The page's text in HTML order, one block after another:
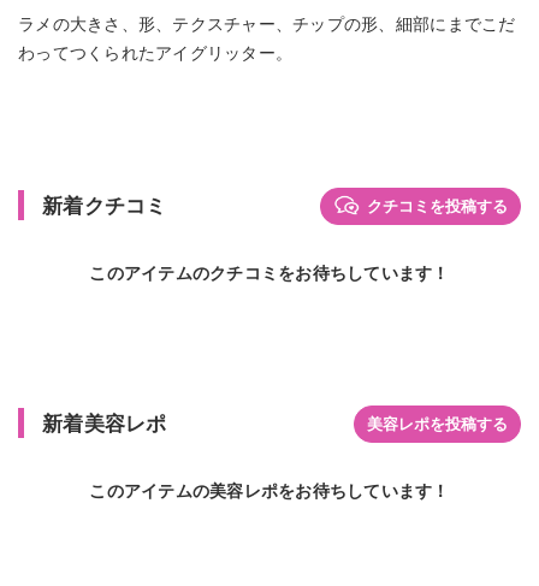
ラメの大きさ、形、テクスチャー、チップの形、細部にまでこだ
わってつくられたアイグリッター。
新着クチコミ クチコミを投稿する
このアイテムのクチコミをお待ちしています！
新着美容レポ 美容レポを投稿する
このアイテムの美容レポをお待ちしています！